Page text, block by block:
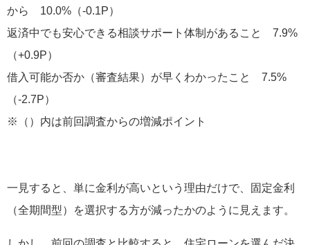
から 10.0%（-0.1P）
返済中でも安心できる相談サポート体制があること 7.9%
（+0.9P）
借入可能か否か（審査結果）が早くわかったこと 7.5%
（-2.7P）
※（）内は前回調査からの増減ポイント
一見すると、単に金利が高いという理由だけで、固定金利
（全期間型）を選択する方が減ったかのように見えます。